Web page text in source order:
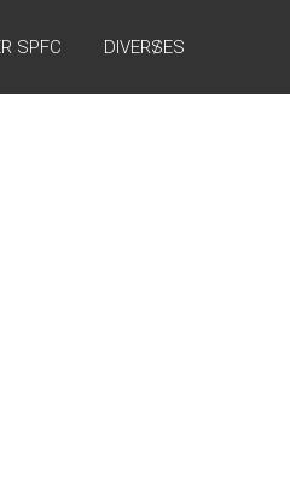
SPFC DIVERSES